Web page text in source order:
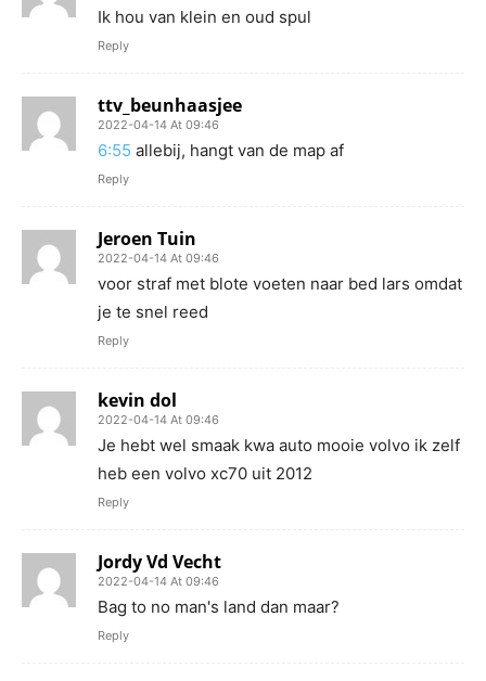
Ik hou van klein en oud spul
Reply
ttv_beunhaasjee
2022-04-14 At 09:46
6:55 allebij, hangt van de map af
Reply
Jeroen Tuin
2022-04-14 At 09:46
voor straf met blote voeten naar bed lars omdat
je te snel reed
Reply
kevin dol
2022-04-14 At 09:46
Je hebt wel smaak kwa auto mooie volvo ik zelf
heb een volvo xc70 uit 2012
Reply
Jordy Vd Vecht
2022-04-14 At 09:46
Bag to no man's land dan maar?
Reply